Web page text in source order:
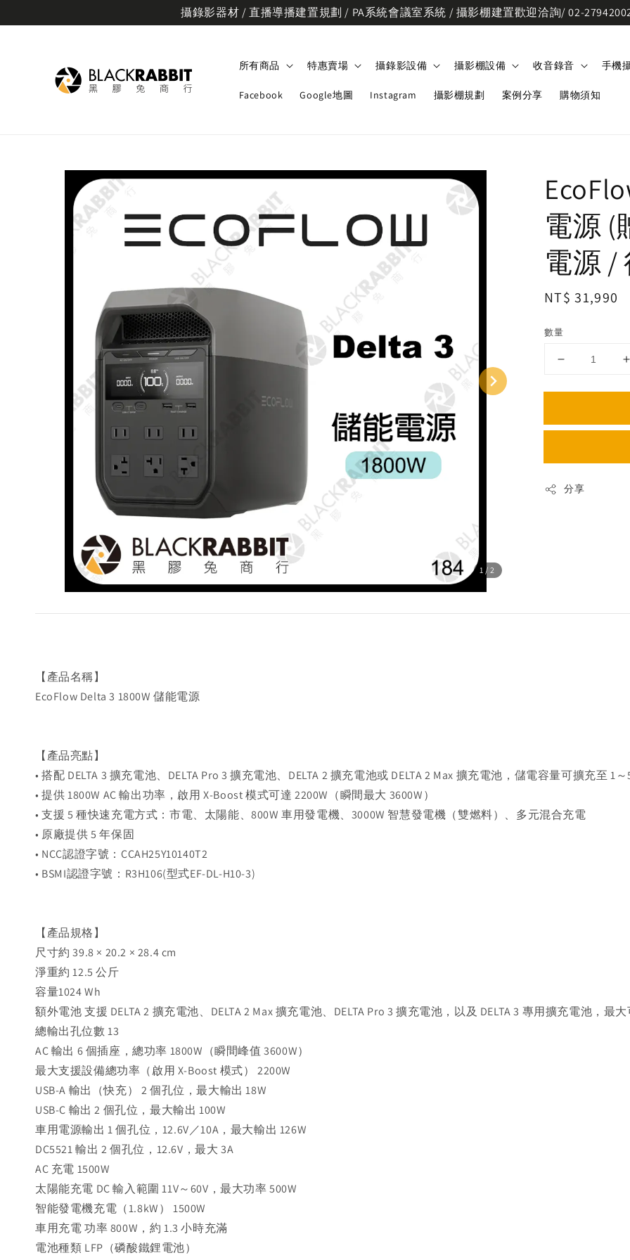
攝錄影器材 / 直播導播建置規劃 / PA系統會議室系統 / 攝影棚建置歡迎洽詢/ 02-
所有商品 特惠賣場 攝錄影設備 攝影棚設備 收音錄音 手機
Facebook Google地圖 Instagram 攝影棚規劃 案例分享 購物須知
1/2
電源 (
電源 /
Regular
NT$ 31,990
數量
分享
【產品名稱】
EcoFlow Delta 3 1800W 儲能電源
【產品亮點】
• 搭配 DELTA 3 擴充電池、DELTA Pro 3 擴充電池、DELTA 2 擴充電池或 DELTA 2 Max 擴充電池，儲電容量可擴充至 1
• 提供 1800W AC 輸出功率，啟用 X-Boost 模式可達 2200W（瞬間最大 3600W）
• 支援 5 種快速充電方式：市電、太陽能、800W 車用發電機、3000W 智慧發電機（雙燃料）、多元混合充電
• 原廠提供 5 年保固
• NCC認證字號：CCAH25Y10140T2
• BSMI認證字號：R3H106(型式EF-DL-H10-3)
【產品規格】
尺寸約 39.8 × 20.2 × 28.4 cm
淨重約 12.5 公斤
容量1024 Wh
額外電池 支援 DELTA 2 擴充電池、DELTA 2 Max 擴充電池、DELTA Pro 3 擴充電池，以及 DELTA 3 專用擴充電池，最
總輸出孔位數 13
AC 輸出 6 個插座，總功率 1800W（瞬間峰值 3600W）
最大支援設備總功率（啟用 X-Boost 模式） 2200W
USB-A 輸出（快充） 2 個孔位，最大輸出 18W
USB-C 輸出 2 個孔位，最大輸出 100W
車用電源輸出 1 個孔位，12.6V／10A，最大輸出 126W
DC5521 輸出 2 個孔位，12.6V，最大 3A
AC 充電 1500W
太陽能充電 DC 輸入範圍 11V～60V，最大功率 500W
智能發電機充電（1.8kW） 1500W
車用充電 功率 800W，約 1.3 小時充滿
電池種類 LFP（磷酸鐵鋰電池）